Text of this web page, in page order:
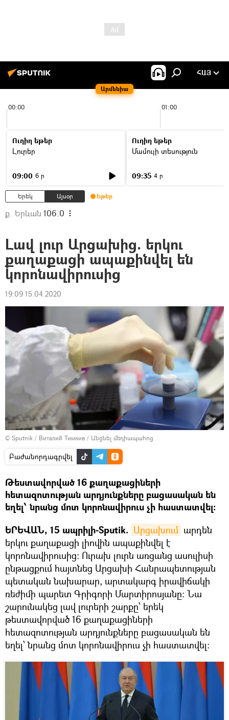
Արմենիա
ՀԱՅ
00:00 01:00
Ուղիղ եթեր
Լուրեր
09:00 6 ր
Ուղիղ եթեր
Մամուլի տեսություն
09:35 4 ր
Երեկ Այսօր Եթեր
ք. Երևան 106.0
Լավ լուր Արցախից. երկու
քաղաքացի ապաքինվել են
կորոնավիրուսից
19:09 15.04.2020
© Sputnik / Виталий Тимкив / Անցնել մեդիապահոց
Բաժանորդագրվել
Թեստավորված 16 քաղաքացիների
հետազոտության արդյունքները բացասական են
եղել՝ նրանց մոտ կորոնավիրուս չի հաստատվել։
ԵՐԵՎԱՆ, 15 ապրիլի-Sputik. Արցախում արդեն
երկու քաղաքացի լիովին ապաքինվել է
կորոնավիրուսից։ Ուրախ լուրն առցանց ասուլիսի
ընթացքում հայտնեց Արցախի Հանրապետության
պետական նախարար, արտակարգ իրավիճակի
ռեժիմի պարետ Գրիգորի Մարտիրոսյանը։ Նա
շարունակեց լավ լուրերի շարքը՝ երեկ
թեստավորված 16 քաղաքացիների
հետազոտության արդյունքները բացասական են
եղել՝ նրանց մոտ կորոնավիրուս չի հաստատվել։